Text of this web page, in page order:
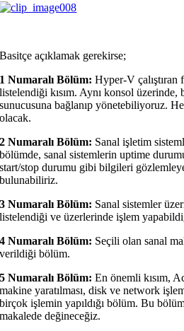
Basitçe açıklamak gerekirse;
1 Numaralı Bölüm: Hyper-V çalıştıran
listelendiği kısım. Aynı konsol
sunucusuna bağlanıp yönetebiliyoruz.
olacak.
2 Numaralı Bölüm: Sanal işletim
bölümde, sanal sistemlerin uptime
start/stop durumu gibi bilgileri
bulunabiliriz.
3 Numaralı Bölüm: Sanal sistemler
listelendiği ve üzerlerinde işlem
4 Numaralı Bölüm: Seçili olan sanal
verildiği bölüm.
5 Numaralı Bölüm: En önemli kısım,
makine yaratılması, disk ve network
birçok işlemin yapıldığı bölüm. Bu
makalede değineceğiz.